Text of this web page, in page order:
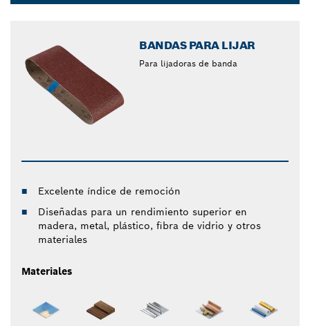
BANDAS PARA LIJAR
Para lijadoras de banda
Excelente índice de remoción
Diseñadas para un rendimiento superior en
madera, metal, plástico, fibra de vidrio y otros
materiales
Materiales